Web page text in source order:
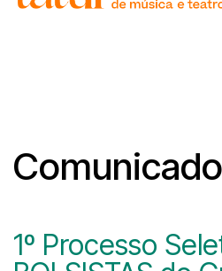
1º Processo